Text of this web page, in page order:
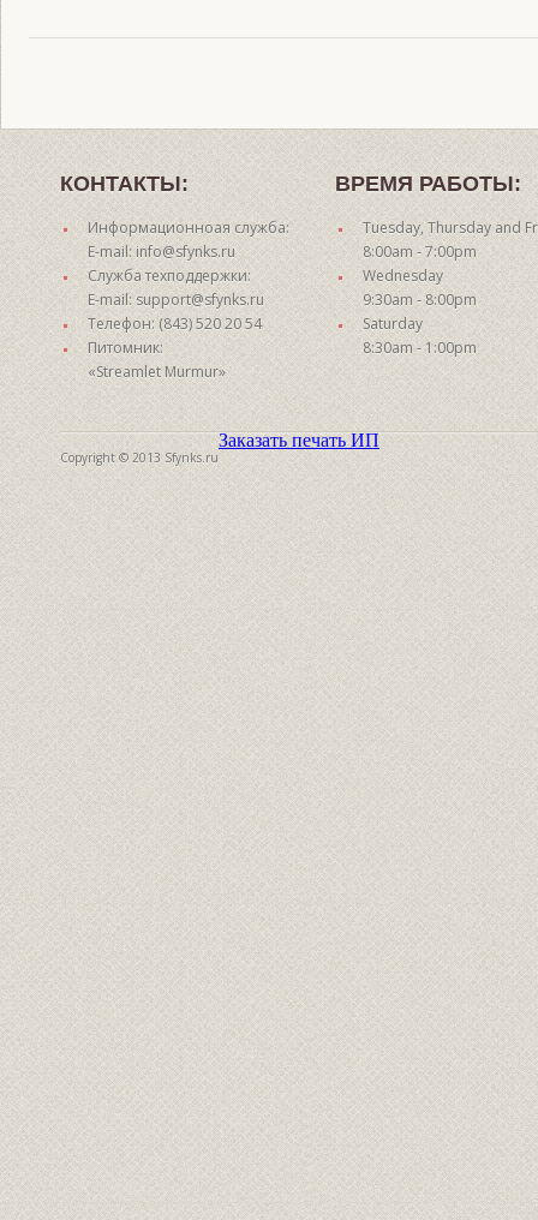
КОНТАКТЫ:
Информационноая служба:
E-mail: info@sfynks.ru
Служба техподдержки:
E-mail: support@sfynks.ru
Телефон: (843) 520 20 54
Питомник:
«Streamlet Murmur»
ВРЕМЯ РАБОТЫ:
Tuesday, Thursday and
8:00am - 7:00pm
Wednesday
9:30am - 8:00pm
Saturday
8:30am - 1:00pm
Copyright © 2013 Sfynks.ru
Заказать печать ИП